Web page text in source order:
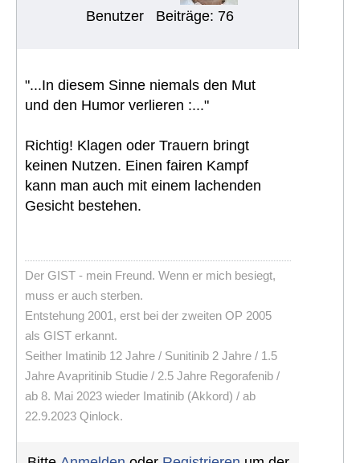
Benutzer Beiträge: 76
"...In diesem Sinne niemals den Mut
und den Humor verlieren :..."
Richtig! Klagen oder Trauern bringt
keinen Nutzen. Einen fairen Kampf
kann man auch mit einem lachenden
Gesicht bestehen.
Der GIST - mein Freund. Wenn er mich besiegt,
muss er auch sterben.
Entstehung 2001, erst bei der zweiten OP 2005
als GIST erkannt.
Seither Imatinib 12 Jahre / Sunitinib 2 Jahre / 1.5
Jahre Avapritinib Studie / 2.5 Jahre Regorafenib /
ab 8. Mai 2023 wieder Imatinib (Akkord) / ab
22.9.2023 Qinlock.